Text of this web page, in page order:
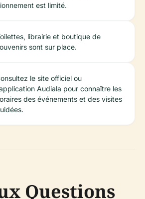
est limité.
librairie et boutique de
sont sur place.
le site officiel ou
Audiala pour connaître les
des événements et des visites
Questions